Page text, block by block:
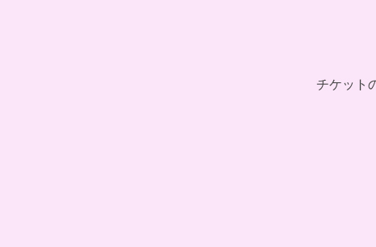
チケット